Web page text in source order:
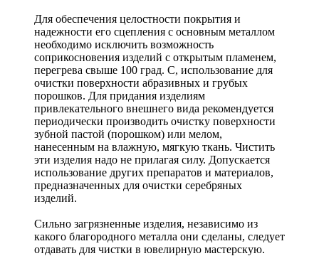
Для обеспечения целостности покрытия и
надежности его сцепления с основным металлом
необходимо исключить возможность
соприкосновения изделий с открытым пламенем,
перегрева свыше 100 град. С, использование для
очистки поверхности абразивных и грубых
порошков. Для придания изделиям
привлекательного внешнего вида рекомендуется
периодически производить очистку поверхности
зубной пастой (порошком) или мелом,
нанесенным на влажную, мягкую ткань. Чистить
эти изделия надо не прилагая силу. Допускается
использование других препаратов и материалов,
предназначенных для очистки серебряных
изделий.
Сильно загрязненные изделия, независимо из
какого благородного металла они сделаны, следует
отдавать для чистки в ювелирную мастерскую.